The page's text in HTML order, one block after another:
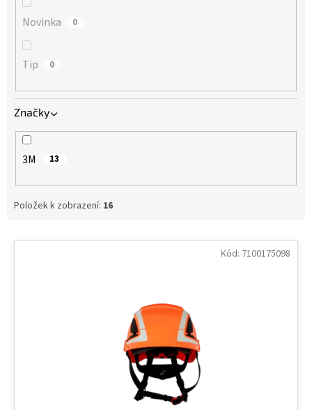
Novinka 0
Tip 0
Značky
3M 13
Položek k zobrazení: 16
V
Kód: 7100175098